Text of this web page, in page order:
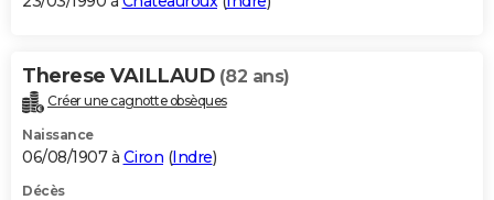
Therese VAILLAUD (82 ans)
Créer une cagnotte obsèques
Naissance
06/08/1907 à Ciron (Indre)
Décès